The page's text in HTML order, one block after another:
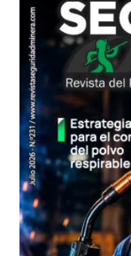
principal